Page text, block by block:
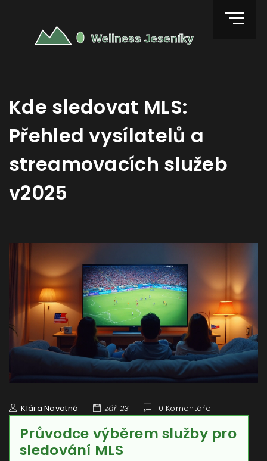
Kde sledovat MLS:
Přehled vysílatelů a
streamovacích služeb
v2025
Klára Novotná zář 23 0 Komentáře
Průvodce výběrem služby pro
sledování MLS